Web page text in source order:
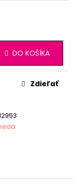
DO KOŠÍKA
Zdieľať